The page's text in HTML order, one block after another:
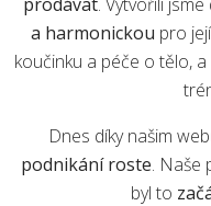
a harmonickou pro
koučinku a péče o tělo,
Dnes díky našim
podnikání roste. Naše
byl to